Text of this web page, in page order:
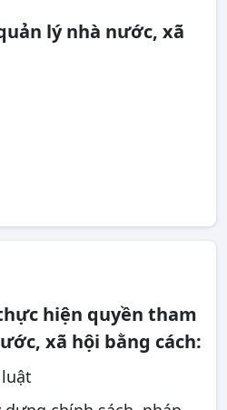
lý nhà nước, xã
hiện quyền tham
xã hội bằng cách: